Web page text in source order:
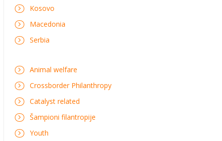
Kosovo
Macedonia
Serbia
Animal welfare
Crossborder Philanthropy
Catalyst related
Šampioni filantropije
Youth